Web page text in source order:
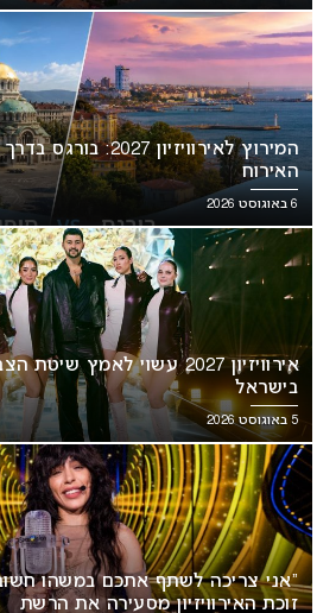
המירוץ לאירוויזיון
האירוח
6 באוגוסט 2026
אירוויזיון 2027 עשוי
בישראל
5 באוגוסט 2026
“אני צריכה לשתף אתכם במשהו
זוכת האירוויזיון מסעירה את הרשת